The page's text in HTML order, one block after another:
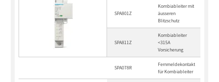
SPA801Z
Kombiableiter mit
äusseren
Blitzschutz
SPA811Z
Kombiableiter
<315A
Vorsicherung
SPA078R
Fernmeldekontakt
für Kombiableiter